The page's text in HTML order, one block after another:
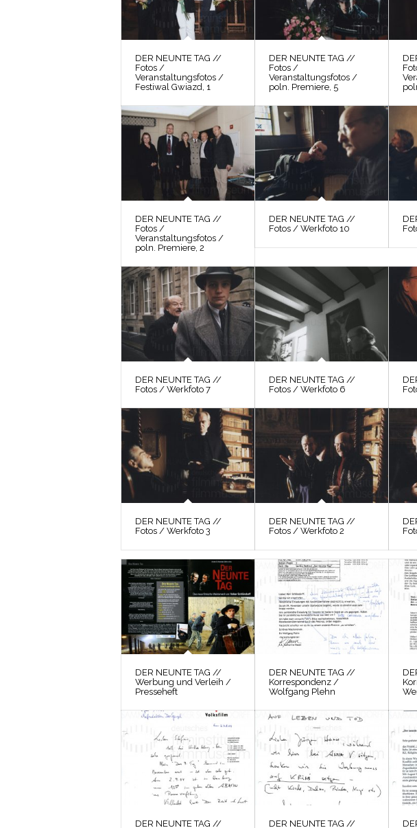
DER NEUNTE TAG //
Fotos /
Veranstaltungsfotos /
Festiwal Gwiazd, 1
DER NEUNTE TAG //
Fotos /
Veranstaltungsfotos /
poln. Premiere, 5
DER NEUNTE TAG //
Fotos /
Veranstaltungsfotos /
poln. Premiere, 2
DER NEUNTE TAG //
Fotos / Werkfoto 10
DER NEUNTE TAG //
Fotos / Werkfoto 7
DER NEUNTE TAG //
Fotos / Werkfoto 6
DER NEUNTE TAG //
Fotos / Werkfoto 3
DER NEUNTE TAG //
Fotos / Werkfoto 2
DER NEUNTE TAG //
Werbung und Verleih /
Presseheft
DER NEUNTE TAG //
Korrespondenz /
Wolfgang Plehn
DER NEUNTE TAG //
DER NEUNTE TAG //